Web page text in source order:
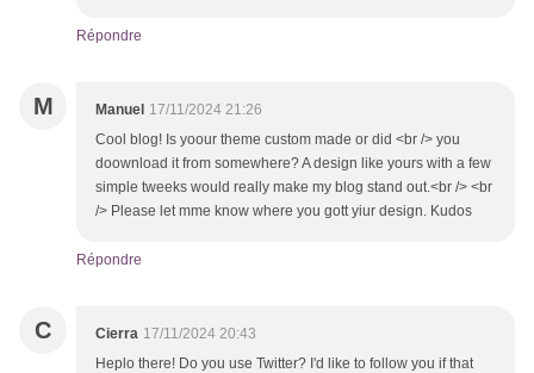
Répondre
M Manuel 17/11/2024 21:26
Cool blog! Is yoour theme custom made or did <br /> you
doownload it from somewhere? A design like yours with a few
simple tweeks would really make my blog stand out.<br /> <br
/> Please let mme know where you gott yiur design. Kudos
Répondre
C Cierra 17/11/2024 20:43
Heplo there! Do you use Twitter? I'd like to follow you if that